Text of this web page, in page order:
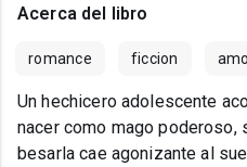
Acerca del libro
romance ficcion
Un hechicero adolescente
nacer como mago poderoso,
besarla cae agonizante al